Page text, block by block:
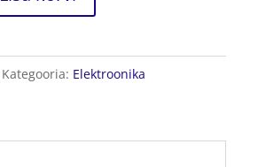
Kategooria: Elektroonika